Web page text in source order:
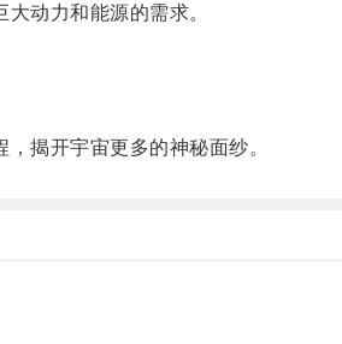
动力和能源的需求。
揭开宇宙更多的神秘面纱。